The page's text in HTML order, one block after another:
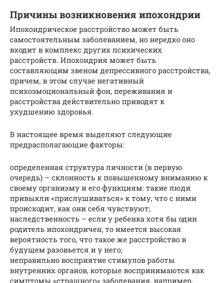
Причины возникновения ипохондрии
Ипохондрическое расстройство может быть
самостоятельным заболеванием, но нередко оно
входит в комплекс других психических
расстройств. Ипохондрия может быть
составляющим звеном депрессивного расстройства,
причем, в этом случае негативный
психоэмоциональный фон, переживания и
расстройства действительно приводят к
ухудшению здоровья.
В настоящее время выделяют следующие
предрасполагающие факторы:
определенная структура личности (в первую
очередь) – склонность к повышенному вниманию к
своему организму и его функциям: такие люди
привыкли «прислушиваться» к тому, что с ними
происходит, как они себя чувствуют;
наследственность – если у ребенка хотя бы один
родитель ипохондричен, то имеется высокая
вероятность того, что такое же расстройство в
будущем разовьется и у него;
неправильно восприятие стимулов работы
внутренних органов, которые воспринимаются как
симптомы «страшного» заболевания, например,